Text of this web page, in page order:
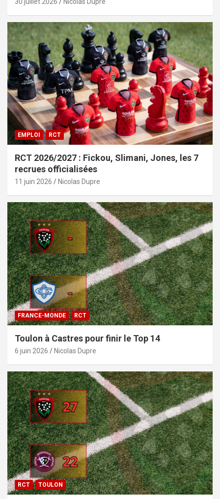
EMPLOI RCT
RCT 2026/2027 : Fickou, Slimani, Jones, les 7
recrues officialisées
11 juin 2026 Nicolas Dupre
FRANCE-MONDE RCT
Toulon à Castres pour finir le Top 14
6 juin 2026 Nicolas Dupre
RCT TOULON